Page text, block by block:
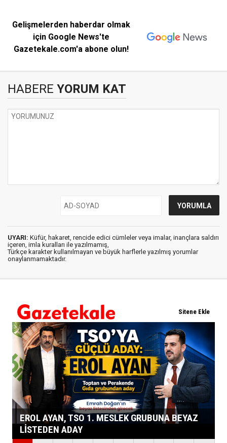
Gelişmelerden haberdar olmak
için Google News'te
Gazetekale.com'a abone olun!
HABERE YORUM KAT
UYARI: Küfür, hakaret, rencide edici cümleler veya imalar, inançlara saldırı
içeren, imla kuralları ile yazılmamış,
Türkçe karakter kullanılmayan ve büyük harflerle yazılmış yorumlar
onaylanmamaktadır.